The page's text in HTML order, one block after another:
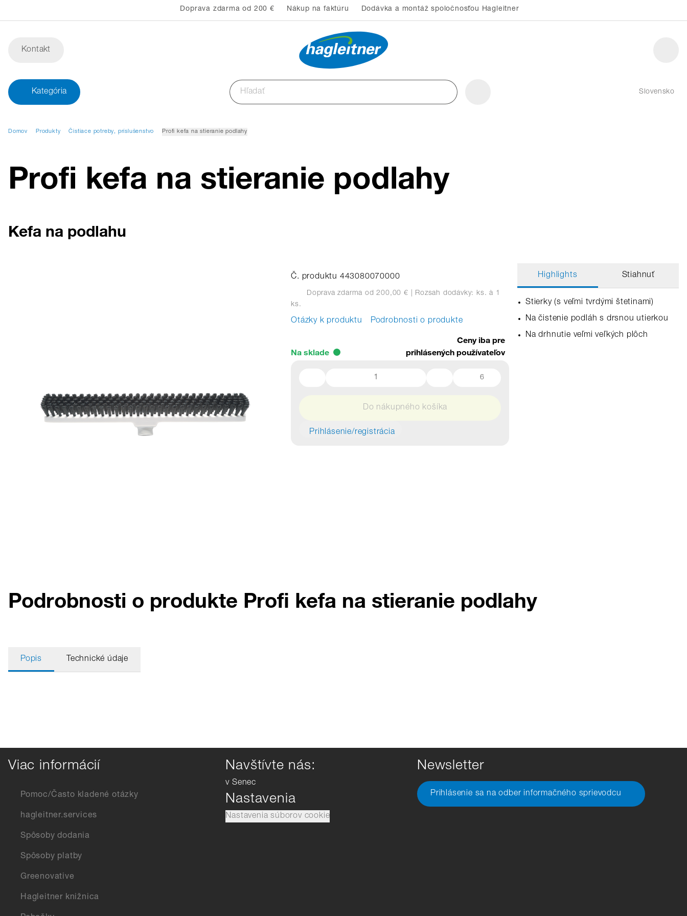
Doprava zdarma od 200 € Nákup na faktúru Dodávka a montáž spoločnosťou Hagleitner
Kontakt
Kategória Slovensko
Domov Produkty Čistiace potreby, príslušenstvo Profi kefa na stieranie podlahy
Profi kefa na stieranie podlahy
Kefa na podlahu
Č. produktu 443080070000
Doprava zdarma od 200,00 € | Rozsah dodávky: ks. à 1
ks.
Otázky k produktu Podrobnosti o produkte
Na sklade
Ceny iba pre
prihlásených používateľov
6
Do nákupného košíka
Prihlásenie/registrácia
Highlights Stiahnuť
Stierky (s veľmi tvrdými štetinami)
Na čistenie podláh s drsnou utierkou
Na drhnutie veľmi veľkých plôch
Podrobnosti o produkte Profi kefa na stieranie podlahy
Popis Technické údaje
Viac informácií
Pomoc/Často kladené otázky
hagleitner.services
Spôsoby dodania
Spôsoby platby
Greenovative
Hagleitner knižnica
Navštívte nás:
v Senec
Nastavenia
Nastavenia súborov cookie
Newsletter
Prihlásenie sa na odber informačného sprievodcu